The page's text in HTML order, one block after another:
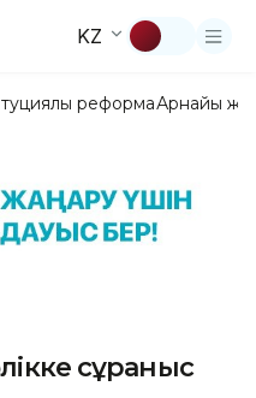
KZ
реформаАрнайы
сұраныс